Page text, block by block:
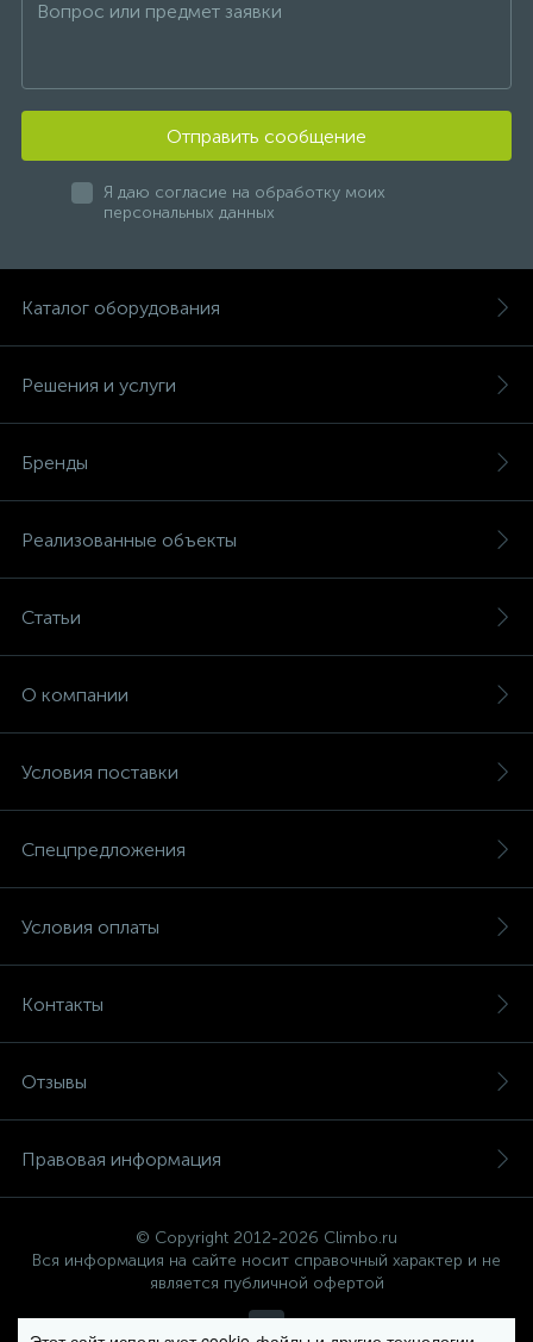
Отправить сообщение
Я даю согласие на обработку моих
персональных данных
Каталог оборудования
Решения и услуги
Бренды
Реализованные объекты
Статьи
О компании
Условия поставки
Спецпредложения
Условия оплаты
Контакты
Отзывы
Правовая информация
© Copyright 2012-2026 Climbo.ru
Вся информация на сайте носит справочный характер и не
является публичной офертой